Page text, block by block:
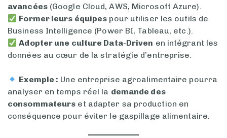
avancées(Google Cloud, AWS, Microsoft Azure).
Former leurs équipes pour utiliser les outils de
Business Intelligence (Power BI, Tableau, etc.).
Adopter une culture Data-Driven en intégrant les
données au cœur de la stratégie d’entreprise.
Exemple : Une entreprise agroalimentaire pourra
analyser en temps réel la demande des
consommateurs et adapter sa production en
conséquence pour éviter le gaspillage alimentaire.